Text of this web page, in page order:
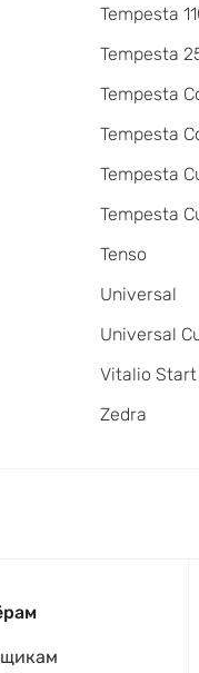
Tempesta
Tempesta
Tempesta
Tempesta
Tempesta
Tempesta
Tenso
Universal
Universal
Vitalio Start
Zedra